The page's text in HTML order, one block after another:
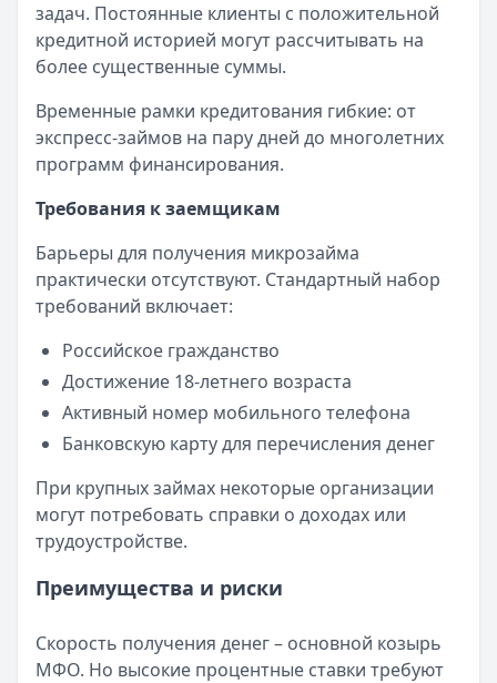
задач. Постоянные клиенты с положительной
кредитной историей могут рассчитывать на
более существенные суммы.
Временные рамки кредитования гибкие: от
экспресс-займов на пару дней до многолетних
программ финансирования.
Требования к заемщикам
Барьеры для получения микрозайма
практически отсутствуют. Стандартный набор
требований включает:
Российское гражданство
Достижение 18-летнего возраста
Активный номер мобильного телефона
Банковскую карту для перечисления денег
При крупных займах некоторые организации
могут потребовать справки о доходах или
трудоустройстве.
Преимущества и риски
Скорость получения денег – основной козырь
МФО. Но высокие процентные ставки требуют